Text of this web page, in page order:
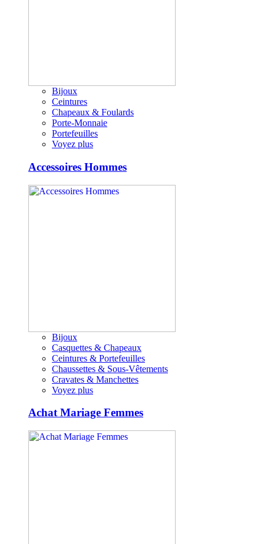
Bijoux
Ceintures
Chapeaux & Foulards
Porte-Monnaie
Portefeuilles
Voyez plus
Accessoires Hommes
Bijoux
Casquettes & Chapeaux
Ceintures & Portefeuilles
Chaussettes & Sous-Vêtements
Cravates & Manchettes
Voyez plus
Achat Mariage Femmes